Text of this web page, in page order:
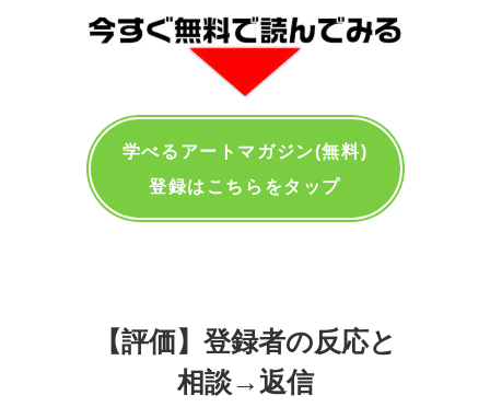
学べるアートマガジン(無料)
登録はこちらをタップ
【評価】登録者の反応と
相談→返信